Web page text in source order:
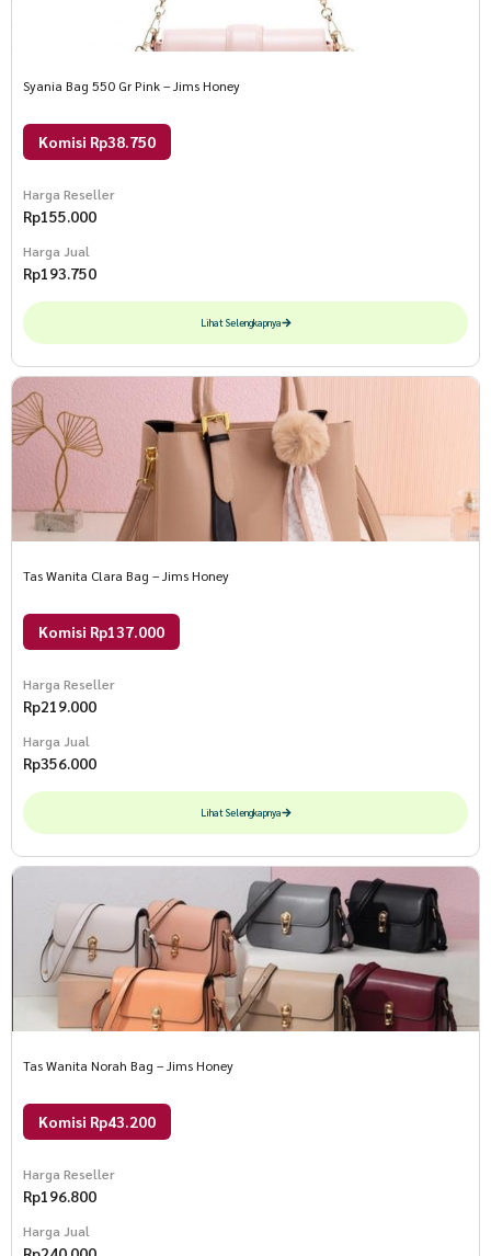
Syania Bag 550 Gr Pink – Jims Honey
Komisi Rp38.750
Harga Reseller
Rp155.000
Harga Jual
Rp193.750
Lihat Selengkapnya
Tas Wanita Clara Bag – Jims Honey
Komisi Rp137.000
Harga Reseller
Rp219.000
Harga Jual
Rp356.000
Lihat Selengkapnya
Tas Wanita Norah Bag – Jims Honey
Komisi Rp43.200
Harga Reseller
Rp196.800
Harga Jual